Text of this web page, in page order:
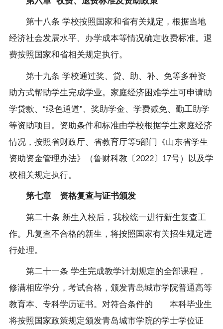
第十八条 学校按照国家和省有关规定，根据当地
经济社会发展水平、办学成本等情况确定收费标准。退
费按照国家和省相关规定执行。
第十九条 学校通过奖、贷、助、补、免等多种资
助方式帮助学生完成学业。家庭经济困难学生可申请助
学贷款、 “绿色通道”、奖助学金、学费减免、勤工助学
等资助项目。资助条件和标准由学校根据学生家庭经济
情况，按照省财政厅、省教育厅等5部门《山东省学生
资助资金管理办法》（鲁财科教〔2022〕 17号）以及学
校相关规定执行。
第七章 资格复查与证书颁发
第二十条 新生入校后，我校统一进行新生复查工
作。凡复查不合格的新生，将按照国家有关招生规定进
行处理。
第二十一条 学生完成教学计划规定的全部课程，
修满相应学分，考试合格，颁发青岛城市学院普通高等
教育本、专科学历证书。对符合条件的
本科毕业生
将按照国家政策规定颁发青岛城市学院的学士学位证